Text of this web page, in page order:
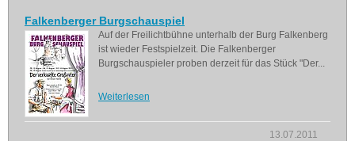
Falkenberger Burgschauspiel
Auf der Freilichtbühne unterhalb der Burg Falkenberg
ist wieder Festspielzeit. Die Falkenberger
Burgschauspieler proben derzeit für das Stück "Der...
Weiterlesen
13.07.2011